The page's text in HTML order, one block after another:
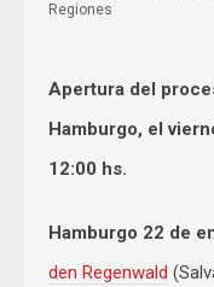
Regiones
Apertura del
Hamburgo, el
12:00 hs.
Hamburgo 22 de
den Regenwald